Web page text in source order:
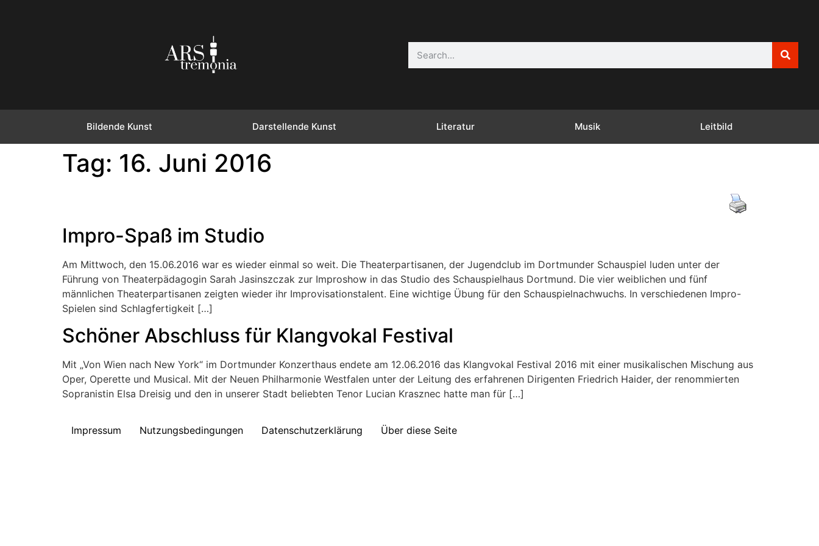
Bildende Kunst Darstellende Kunst Literatur Musik Leitbild
Tag: 16. Juni 2016
Impro-Spaß im Studio
Am Mittwoch, den 15.06.2016 war es wieder einmal so weit. Die Theaterpartisanen, der Jugendclub im Dortmunder Schauspiel luden unter der
Führung von Theaterpädagogin Sarah Jasinszczak zur Improshow in das Studio des Schauspielhaus Dortmund. Die vier weiblichen und fünf
männlichen Theaterpartisanen zeigten wieder ihr Improvisationstalent. Eine wichtige Übung für den Schauspielnachwuchs. In verschiedenen Impro-
Spielen sind Schlagfertigkeit […]
Schöner Abschluss für Klangvokal Festival
Mit „Von Wien nach New York“ im Dortmunder Konzerthaus endete am 12.06.2016 das Klangvokal Festival 2016 mit einer musikalischen Mischung aus
Oper, Operette und Musical. Mit der Neuen Philharmonie Westfalen unter der Leitung des erfahrenen Dirigenten Friedrich Haider, der renommierten
Sopranistin Elsa Dreisig und den in unserer Stadt beliebten Tenor Lucian Krasznec hatte man für […]
Impressum Nutzungsbedingungen Datenschutzerklärung Über diese Seite